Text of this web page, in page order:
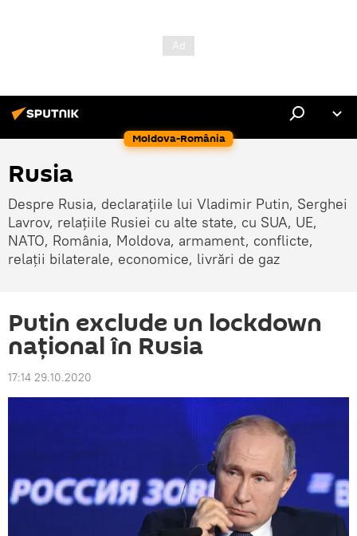
Moldova-România
Rusia
Despre Rusia, declarațiile lui Vladimir Putin, Serghei
Lavrov, relațiile Rusiei cu alte state, cu SUA, UE,
NATO, România, Moldova, armament, conflicte,
relații bilaterale, economice, livrări de gaz
Putin exclude un lockdown
național în Rusia
17:14 29.10.2020